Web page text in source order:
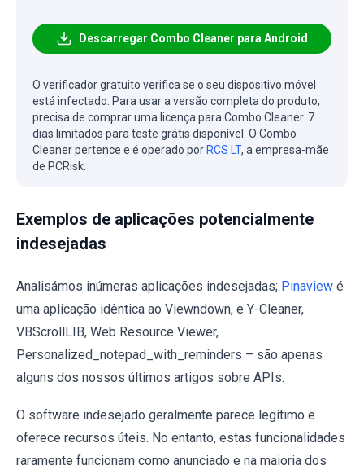
Descarregar Combo Cleaner para Android
O verificador gratuito verifica se o seu dispositivo móvel
está infectado. Para usar a versão completa do produto,
precisa de comprar uma licença para Combo Cleaner. 7
dias limitados para teste grátis disponível. O Combo
Cleaner pertence e é operado por RCS LT, a empresa-mãe
de PCRisk.
Exemplos de aplicações potencialmente
indesejadas
Analisámos inúmeras aplicações indesejadas; Pinaview é
uma aplicação idêntica ao Viewndown, e Y-Cleaner,
VBScrollLIB, Web Resource Viewer,
Personalized_notepad_with_reminders – são apenas
alguns dos nossos últimos artigos sobre APIs.
O software indesejado geralmente parece legítimo e
oferece recursos úteis. No entanto, estas funcionalidades
raramente funcionam como anunciado e na maioria dos